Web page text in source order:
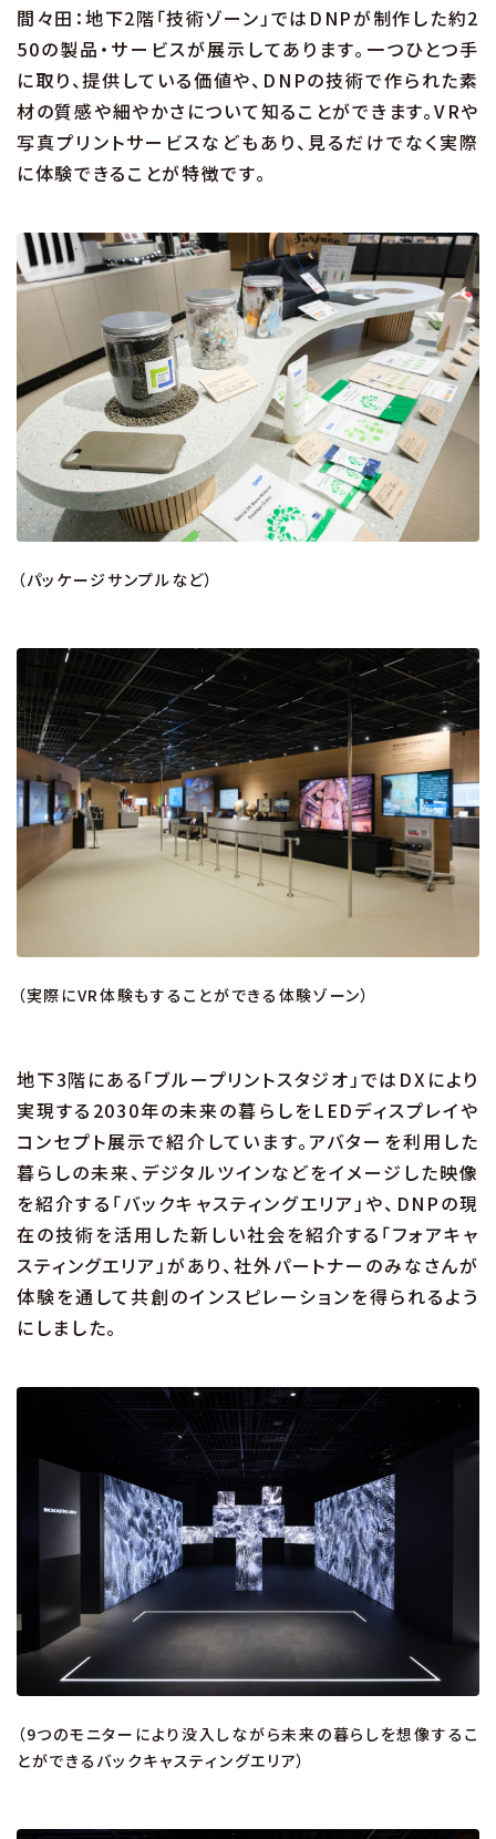
間々田：地下2階「技術ゾーン」ではDNPが制作した約2
50の製品・サービスが展示してあります。一つひとつ手
に取り、提供している価値や、DNPの技術で作られた素
材の質感や細やかさについて知ることができます。VRや
写真プリントサービスなどもあり、見るだけでなく実際
に体験できることが特徴です。
（パッケージサンプルなど）
（実際にVR体験もすることができる体験ゾーン）
地下3階にある「ブループリントスタジオ」ではDXにより
実現する2030年の未来の暮らしをLEDディスプレイや
コンセプト展示で紹介しています。アバターを利用した
暮らしの未来、デジタルツインなどをイメージした映像
を紹介する「バックキャスティングエリア」や、DNPの現
在の技術を活用した新しい社会を紹介する「フォアキャ
スティングエリア」があり、社外パートナーのみなさんが
体験を通して共創のインスピレーションを得られるよう
にしました。
（9つのモニターにより没入しながら未来の暮らしを想像するこ
とができるバックキャスティングエリア）